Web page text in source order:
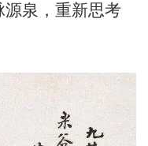
泉，重新思考